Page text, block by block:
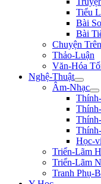
Tiểu
Bài
Bài
Chuyện
Thảo-Luận
Văn-Hóa
Nghệ-Thuật
Âm-Nhạc
Học-
Triển-Lãm
Triển-Lãm
Tranh Phụ-